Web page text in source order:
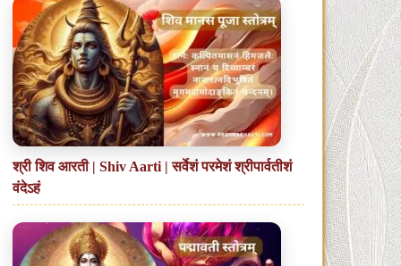
श्री शिव आरती | Shiv Aarti | सर्वेशं परमेशं श्रीपार्वतीशं
वंदेऽहं